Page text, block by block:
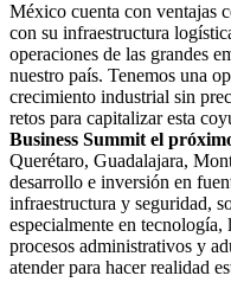
México cuenta con ventajas
con su infraestructura
operaciones de las grandes
nuestro país. Tenemos una
crecimiento industrial sin
retos para capitalizar esta
Business Summit el
Querétaro, Guadalajara,
desarrollo e inversión en
infraestructura y seguridad,
especialmente en
procesos administrativos y
atender para hacer realidad